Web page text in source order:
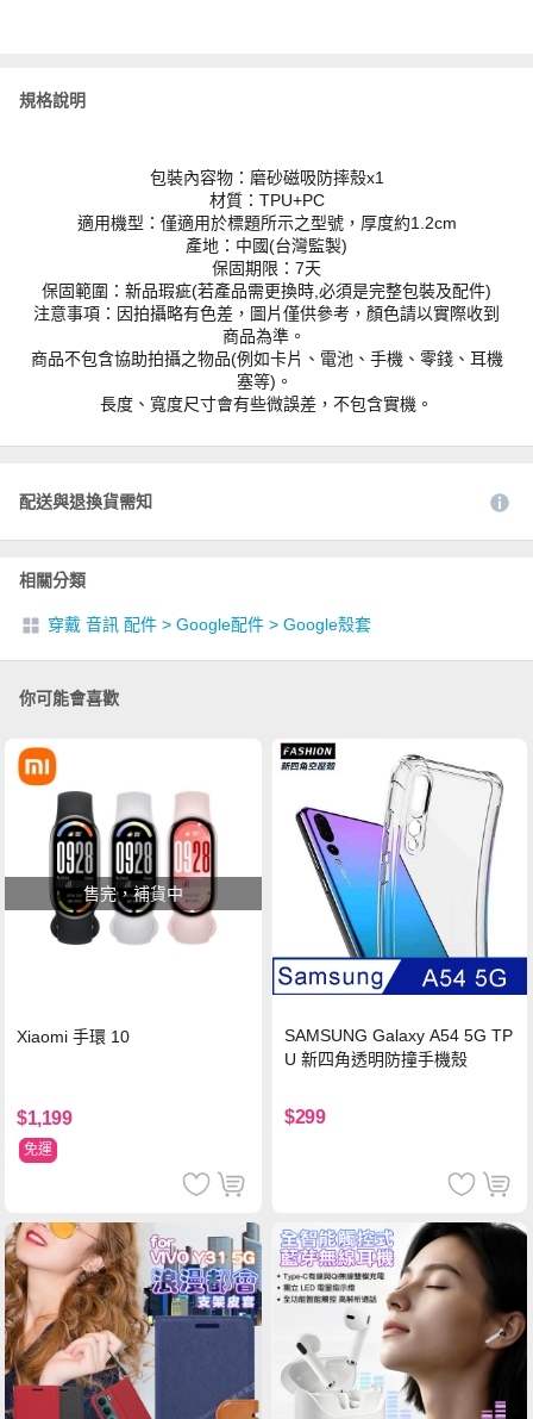
規格說明
包裝內容物：磨砂磁吸防摔殼x1
材質：TPU+PC
適用機型：僅適用於標題所示之型號，厚度約1.2cm
產地：中國(台灣監製)
保固期限：7天
保固範圍：新品瑕疵(若產品需更換時,必須是完整包裝及配件)
注意事項：因拍攝略有色差，圖片僅供參考，顏色請以實際收到
商品為準。
商品不包含協助拍攝之物品(例如卡片、電池、手機、零錢、耳機
塞等)。
長度、寬度尺寸會有些微誤差，不包含實機。
配送與退換貨需知
相關分類
穿戴 音訊 配件 > Google配件 > Google殼套
你可能會喜歡
售完，補貨中
Xiaomi 手環 10
$1,199
免運
SAMSUNG Galaxy A54 5G TP
U 新四角透明防撞手機殼
$299